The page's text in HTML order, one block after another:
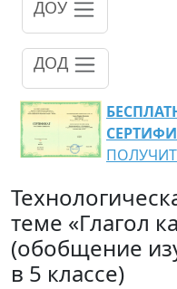
ДОУ
ДОД
теме «Глагол
(обобщение
в 5 классе)